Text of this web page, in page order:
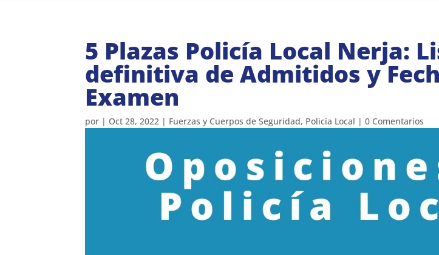
5 Plazas Policía Local Nerja:
definitiva de Admitidos y
Examen
por | Oct 28, 2022 | Fuerzas y Cuerpos de Seguridad, Policía Local | 0 Comentarios